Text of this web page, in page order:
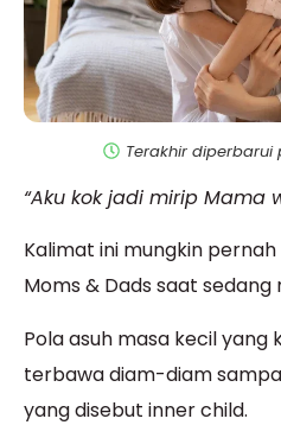
Terakhir diperbarui
“Aku kok jadi mirip Mama
Kalimat ini mungkin
Moms & Dads saat
Pola asuh masa kecil
terbawa diam-diam
yang disebut inner child.